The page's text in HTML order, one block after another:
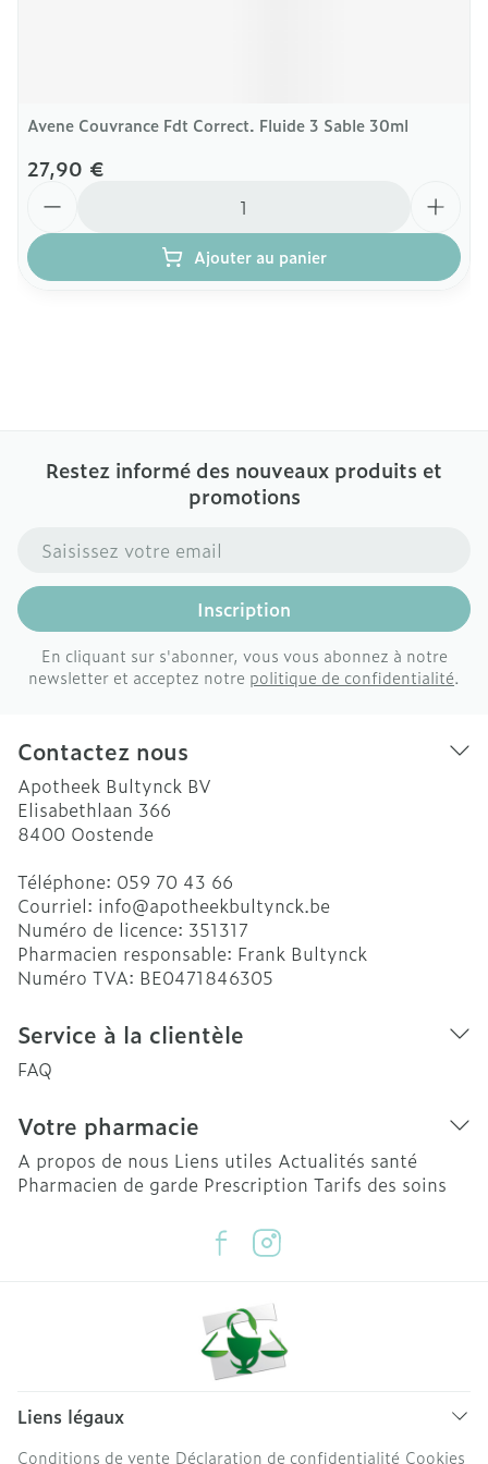
Avene Couvrance Fdt Correct. Fluide 3 Sable 30ml
27,90 €
Ajouter au panier
Restez informé des nouveaux produits et
promotions
Adresse mail
Inscription
En cliquant sur s'abonner, vous vous abonnez à notre
newsletter et acceptez notre politique de confidentialité.
Contactez nous
Apotheek Bultynck BV
Elisabethlaan 366
8400 Oostende
Téléphone: 059 70 43 66
Courriel: info@apotheekbultynck.be
Numéro de licence: 351317
Pharmacien responsable: Frank Bultynck
Numéro TVA: BE0471846305
Service à la clientèle
FAQ
Votre pharmacie
A propos de nous Liens utiles Actualités santé
Pharmacien de garde Prescription Tarifs des soins
Liens légaux
Conditions de vente Déclaration de confidentialité Cookies